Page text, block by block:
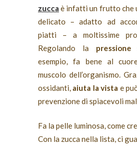
zucca è infatti un frutto che
delicato – adatto ad
piatti – a moltissime
Regolando la pressione
esempio, fa bene al
muscolo dell’organismo.
ossidanti, aiuta la vista e
prevenzione di spiacevoli
Fa la pelle luminosa,come
Con la zucca nella lista,ci